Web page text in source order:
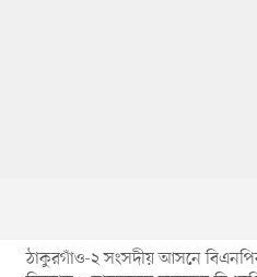
ঠাকুরগাঁও-২ সংসদীয় আসনে বিএনপির